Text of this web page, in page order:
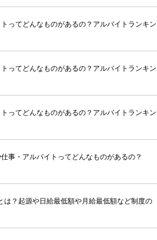
ってどんなものがあるの？アルバイトランキン
ってどんなものがあるの？アルバイトランキン
ってどんなものがあるの？アルバイトランキン
事・アルバイトってどんなものがあるの？
は？起源や日給最低額や月給最低額など制度の